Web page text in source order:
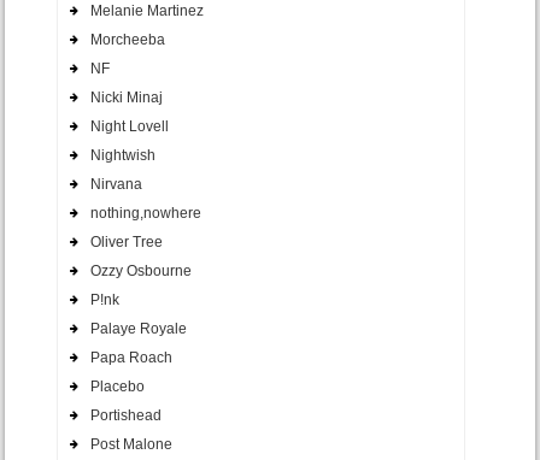
Melanie Martinez
Morcheeba
NF
Nicki Minaj
Night Lovell
Nightwish
Nirvana
nothing,nowhere
Oliver Tree
Ozzy Osbourne
P!nk
Palaye Royale
Papa Roach
Placebo
Portishead
Post Malone